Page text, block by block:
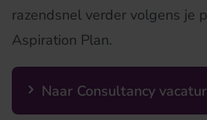
razendsnel verder volgens je
Aspiration Plan.
Naar Consultancy